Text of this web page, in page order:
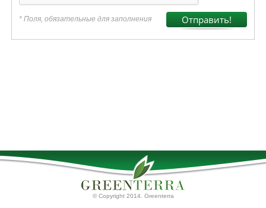
* Поля, обязательные для заполнения
© Copyright 2014. Greenterra